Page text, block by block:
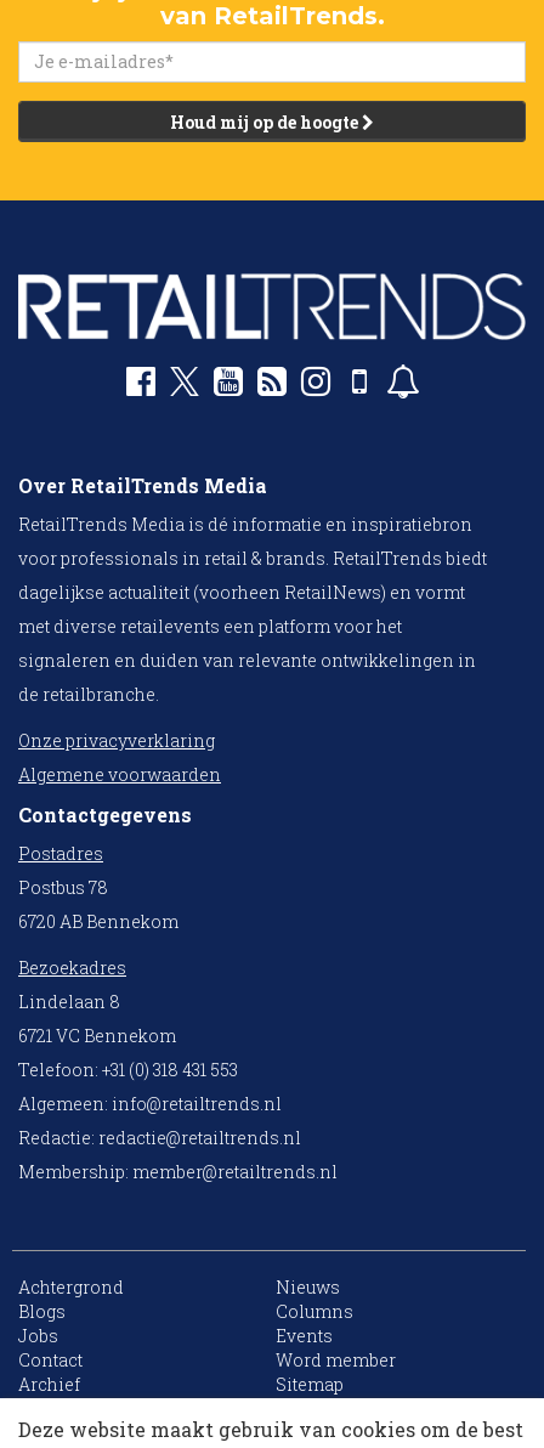
van RetailTrends.
Houd mij op de hoogte
Over RetailTrends Media
RetailTrends Media is dé informatie en inspiratiebron
voor professionals in retail & brands. RetailTrends biedt
dagelijkse actualiteit (voorheen RetailNews) en vormt
met diverse retailevents een platform voor het
signaleren en duiden van relevante ontwikkelingen in
de retailbranche.
Onze privacyverklaring
Algemene voorwaarden
Contactgegevens
Postadres
Postbus 78
6720 AB Bennekom
Bezoekadres
Lindelaan 8
6721 VC Bennekom
Telefoon: +31 (0) 318 431 553
Algemeen: info@retailtrends.nl
Redactie: redactie@retailtrends.nl
Membership: member@retailtrends.nl
Achtergrond
Nieuws
Blogs
Columns
Jobs
Events
Contact
Word member
Archief
Sitemap
Deze website maakt gebruik van cookies om de best
Korting op events